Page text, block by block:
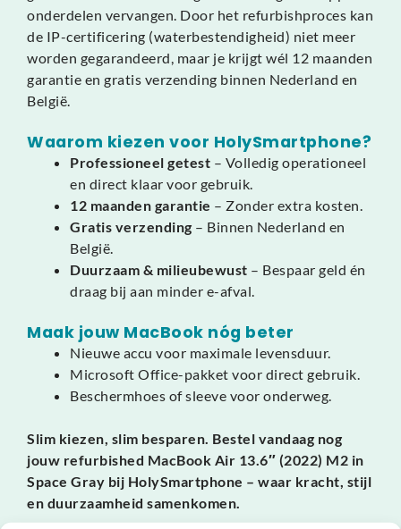
onderdelen vervangen. Door het refurbishproces kan
de IP-certificering (waterbestendigheid) niet meer
worden gegarandeerd, maar je krijgt wél 12 maanden
garantie en gratis verzending binnen Nederland en
België.
Waarom kiezen voor HolySmartphone?
Professioneel getest – Volledig operationeel
en direct klaar voor gebruik.
12 maanden garantie – Zonder extra kosten.
Gratis verzending – Binnen Nederland en
België.
Duurzaam & milieubewust – Bespaar geld én
draag bij aan minder e-afval.
Maak jouw MacBook nóg beter
Nieuwe accu voor maximale levensduur.
Microsoft Office-pakket voor direct gebruik.
Beschermhoes of sleeve voor onderweg.
Slim kiezen, slim besparen. Bestel vandaag nog
jouw refurbished MacBook Air 13.6″ (2022) M2 in
Space Gray bij HolySmartphone – waar kracht, stijl
en duurzaamheid samenkomen.